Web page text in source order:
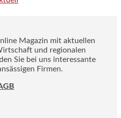
Magazin mit aktuellen
und regionalen
Sie bei uns interessante
Firmen.